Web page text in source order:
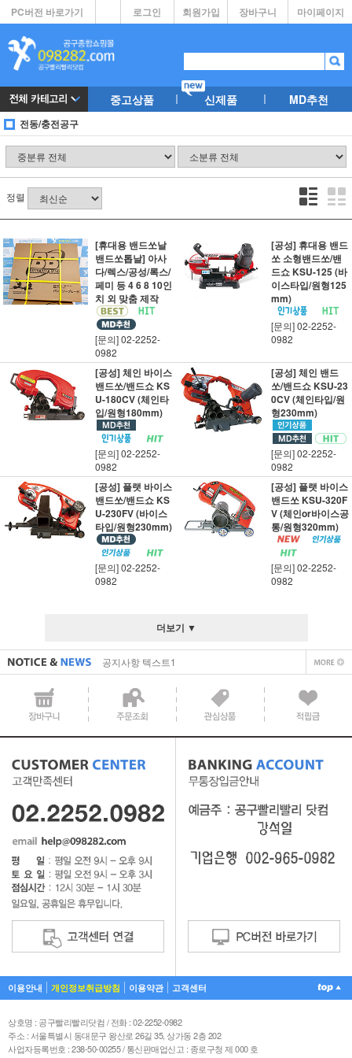
PC버전 바로가기 마이페이지
장바구니
회원가입
로그인
중고상품 신제품 MD추천
전동/충전공구
정렬
[휴대용 밴드쏘날
밴드쏘톱날] 아사
다/렉스/공성/록스/
페미 등 4 6 8 10인
치 외 맞춤 제작
[문의] 02-2252-
0982
[공성] 휴대용 밴드
쏘 소형밴드쏘/밴
드쇼 KSU-125 (바
이스타입/원형125
mm)
[문의] 02-2252-
0982
[공성] 체인 바이스
밴드쏘/밴드쇼 KS
U-180CV (체인타
입/원형180mm)
[문의] 02-2252-
0982
[공성] 체인 밴드
쏘/밴드쇼 KSU-23
0CV (체인타입/원
형230mm)
[문의] 02-2252-
0982
[공성] 플랫 바이스
밴드쏘/밴드쇼 KS
U-230FV (바이스
타입/원형230mm)
[문의] 02-2252-
0982
[공성] 플랫 바이스
밴드쏘 KSU-320F
V (체인or바이스공
통/원형320mm)
[문의] 02-2252-
0982
더보기 ▼
공지사항 텍스트1
이용안내 개인정보취급방침 이용약관 고객센터
상호명 : 공구빨리빨리닷컴 / 전화 : 02-2252-0982
주소 : 서울특별시 동대문구 왕산로 26길 35, 상가동 2층 202
사업자등록번호 : 238-50-00255 / 통신판매업신고 : 종로구청 제 000 호